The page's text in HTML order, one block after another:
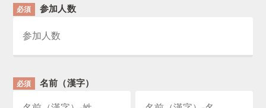
必須 参加人数
必須 名前（漢字）